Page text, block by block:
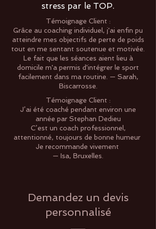
stress par le TOP.
Témoignage Client :
Grâce au coaching individuel, j'ai enfin pu
atteindre mes objectifs de perte de poids
tout en me sentant soutenue et motivée.
Le fait que les séances aient lieu à
domicile m'a permis d'intégrer le sport
facilement dans ma routine. — Sarah,
Biscarrosse.
Témoignage Client :
J’ai été coaché pendant environ une
année par Stephan Dedieu
C’est un coach professionnel,
attentionné, toujours de bonne humeur
Je recommande vivement
— Isa, Bruxelles.
Demandez un devis
personnalisé